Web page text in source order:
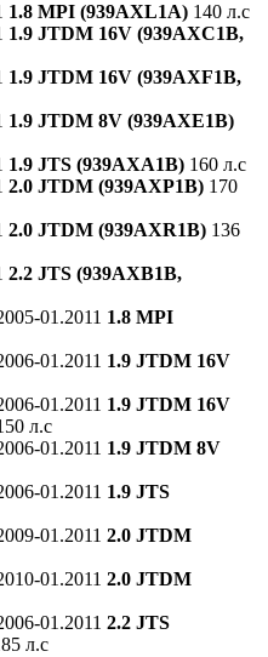
1.8 MPI (939AXL1A) 140 л.с
1.9 JTDM 16V (939AXC1B,
1.9 JTDM 16V (939AXF1B,
1.9 JTDM 8V (939AXE1B)
1.9 JTS (939AXA1B) 160 л.с
2.0 JTDM (939AXP1B) 170
2.0 JTDM (939AXR1B) 136
2.2 JTS (939AXB1B,
01.2011 1.8 MPI
01.2011 1.9 JTDM 16V
01.2011 1.9 JTDM 16V
л.с
01.2011 1.9 JTDM 8V
01.2011 1.9 JTS
01.2011 2.0 JTDM
01.2011 2.0 JTDM
01.2011 2.2 JTS
л.с